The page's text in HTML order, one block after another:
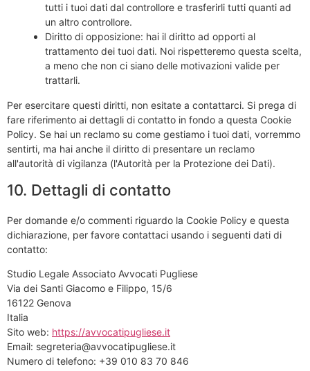
tutti i tuoi dati dal controllore e trasferirli tutti quanti ad
un altro controllore.
Diritto di opposizione: hai il diritto ad opporti al
trattamento dei tuoi dati. Noi rispetteremo questa scelta,
a meno che non ci siano delle motivazioni valide per
trattarli.
Per esercitare questi diritti, non esitate a contattarci. Si prega di
fare riferimento ai dettagli di contatto in fondo a questa Cookie
Policy. Se hai un reclamo su come gestiamo i tuoi dati, vorremmo
sentirti, ma hai anche il diritto di presentare un reclamo
all'autorità di vigilanza (l'Autorità per la Protezione dei Dati).
10. Dettagli di contatto
Per domande e/o commenti riguardo la Cookie Policy e questa
dichiarazione, per favore contattaci usando i seguenti dati di
contatto:
Studio Legale Associato Avvocati Pugliese
Via dei Santi Giacomo e Filippo, 15/6
16122 Genova
Italia
Sito web: https://avvocatipugliese.it
Email: segreteria@avvocatipugliese.it
Numero di telefono: +39 010 83 70 846